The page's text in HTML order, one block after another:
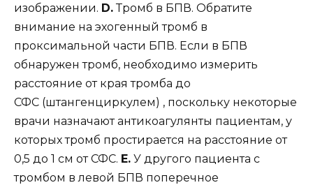
изображении. D.Тромб в БПВ. Обратите
внимание на эхогенный тромб в
проксимальной части БПВ. Если в БПВ
обнаружен тромб, необходимо измерить
расстояние от края тромба до
СФС (штангенциркулем) , поскольку некоторые
врачи назначают антикоагулянты пациентам, у
которых тромб простирается на расстояние от
0,5 до 1 см от СФС. E. У другого пациента с
тромбом в левой БПВ поперечное